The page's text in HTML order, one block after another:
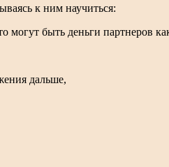
к ним научиться:
быть деньги партнеров
дальше,